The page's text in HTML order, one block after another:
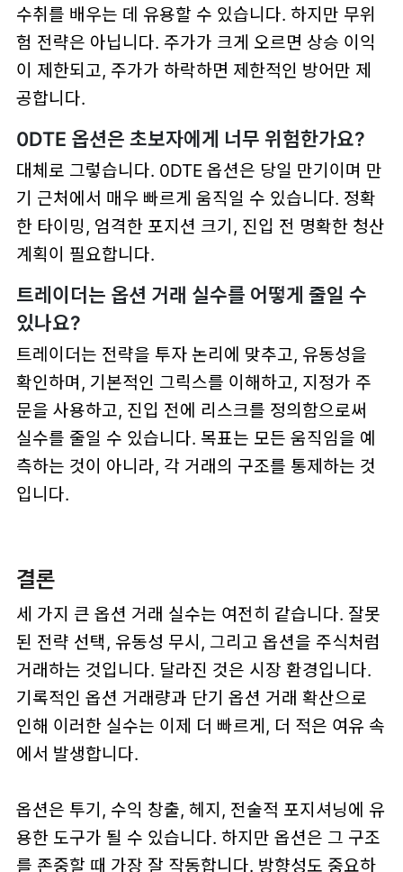
수취를 배우는 데 유용할 수 있습니다. 하지만 무위
험 전략은 아닙니다. 주가가 크게 오르면 상승 이익
이 제한되고, 주가가 하락하면 제한적인 방어만 제
공합니다.
0DTE 옵션은 초보자에게 너무 위험한가요?
대체로 그렇습니다. 0DTE 옵션은 당일 만기이며 만
기 근처에서 매우 빠르게 움직일 수 있습니다. 정확
한 타이밍, 엄격한 포지션 크기, 진입 전 명확한 청산
계획이 필요합니다.
트레이더는 옵션 거래 실수를 어떻게 줄일 수
있나요?
트레이더는 전략을 투자 논리에 맞추고, 유동성을
확인하며, 기본적인 그릭스를 이해하고, 지정가 주
문을 사용하고, 진입 전에 리스크를 정의함으로써
실수를 줄일 수 있습니다. 목표는 모든 움직임을 예
측하는 것이 아니라, 각 거래의 구조를 통제하는 것
입니다.
결론
세 가지 큰 옵션 거래 실수는 여전히 같습니다. 잘못
된 전략 선택, 유동성 무시, 그리고 옵션을 주식처럼
거래하는 것입니다. 달라진 것은 시장 환경입니다.
기록적인 옵션 거래량과 단기 옵션 거래 확산으로
인해 이러한 실수는 이제 더 빠르게, 더 적은 여유 속
에서 발생합니다.
옵션은 투기, 수익 창출, 헤지, 전술적 포지셔닝에 유
용한 도구가 될 수 있습니다. 하지만 옵션은 그 구조
를 존중할 때 가장 잘 작동합니다. 방향성도 중요하